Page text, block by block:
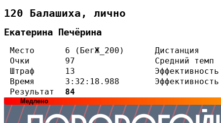
120 Балашиха, лично
Екатерина Печёрина
Место 6 (БегЖ_200)
Дистанция
Очки
97
Средний темп
Штраф
13
Время
3:32:18.988
Эффективность
Результат
84
Медлено